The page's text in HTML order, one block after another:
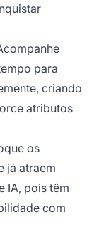
para
criando
atributos
os
já atraem
IA, pois têm
com